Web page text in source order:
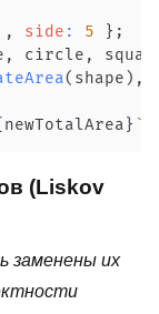
, side : 5 } ;
, circle ,
( shape ) ,
newTotalArea} `
(Liskov
заменены их